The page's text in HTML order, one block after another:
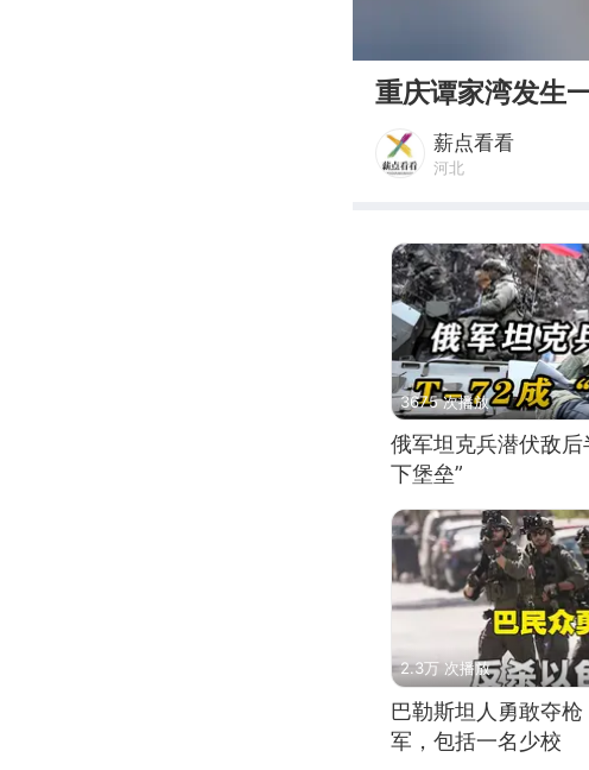
重庆谭家湾发生
薪点看看
河北
3675 次播放
俄军坦克兵潜伏敌
下堡垒”
2.3万 次播放
巴勒斯坦人勇敢夺
军，包括一名少校